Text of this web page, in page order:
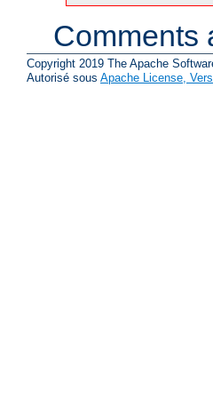
Comments
Copyright 2019 The Apache
Autorisé sous Apache License,